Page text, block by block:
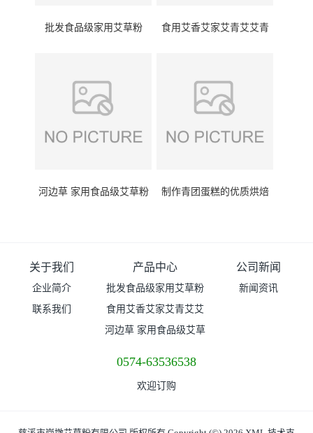
批发食品级家用艾草粉
食用艾香艾家艾青艾艾青
河边草 家用食品级艾草粉
制作青团蛋糕的优质烘焙
关于我们
企业简介
联系我们
产品中心
批发食品级家用艾草粉
（超细粉）价格
食用艾香艾家艾青艾艾
青艾草粉
河边草 家用食品级艾草
公司新闻
新闻资讯
0574-63536538
欢迎订购